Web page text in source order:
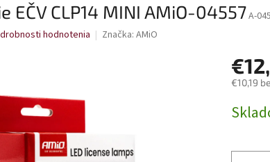
EČV CLP14 MINI AMiO-04557A-
hodnotenia Značka: AMiO
€10,19
cena: